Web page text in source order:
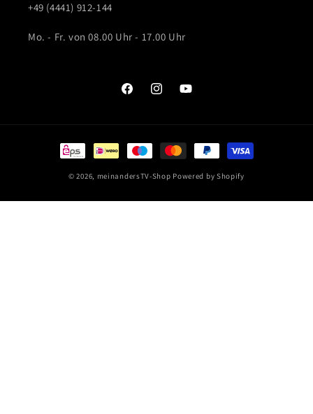
+49 (4441) 912-144
Mo. - Fr. von 08.00 Uhr - 17.00 Uhr
FacebookInstagramYouTube
Zahlungsmethoden
© 2026, meinandersTV-Shop Powered by Shopify